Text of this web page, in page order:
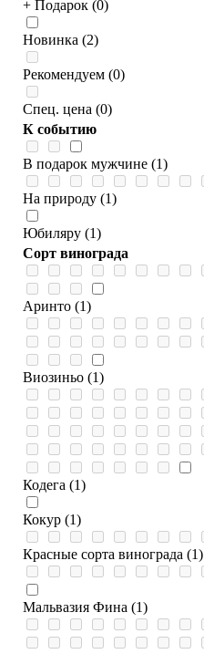
+ Подарок (0)
Новинка (2)
Рекомендуем (0)
Спец. цена (0)
К событию
В подарок мужчине (1)
На природу (1)
Юбиляру (1)
Сорт винограда
Аринто (1)
Виозиньо (1)
Кодега (1)
Кокур (1)
Красные сорта винограда (1)
Мальвазия Фина (1)